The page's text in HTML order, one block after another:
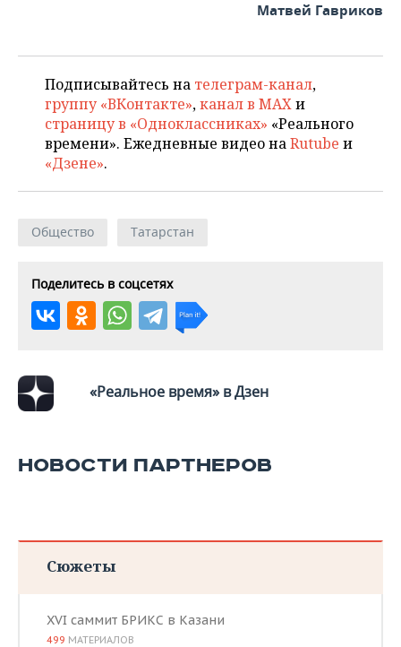
Матвей Гавриков
Подписывайтесь на телеграм-канал,
группу «ВКонтакте»,канал в MAXи
страницу в «Одноклассниках» «Реального
времени». Ежедневные видео наRutube и
«Дзене».
Общество Татарстан
Поделитесь в соцсетях
«Реальное время» в Дзен
НОВОСТИ ПАРТНЕРОВ
Сюжеты
XVI саммит БРИКС в Казани
499 МАТЕРИАЛОВ